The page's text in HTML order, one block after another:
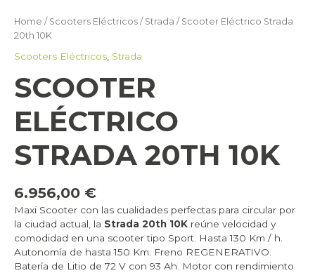
Home / Scooters Eléctricos / Strada / Scooter Eléctrico Strada
20th 10K
Scooters Eléctricos Strada
SCOOTER
ELÉCTRICO
STRADA 20TH 10K
6.956,00 €
Maxi Scooter con las cualidades perfectas para circular por
la ciudad actual, la Strada 20th 10K reúne velocidad y
comodidad en una scooter tipo Sport. Hasta 130 Km / h.
Autonomía de hasta 150 Km. Freno REGENERATIVO.
Batería de Litio de 72 V con 93 Ah. Motor con rendimiento